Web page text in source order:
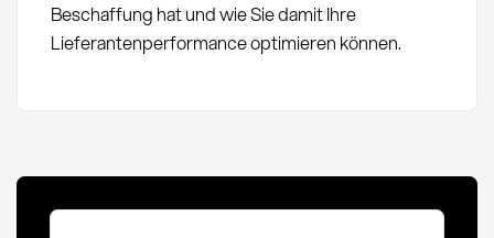
Beschaffung hat und wie Sie damit Ihre
Lieferantenperformance optimieren können.